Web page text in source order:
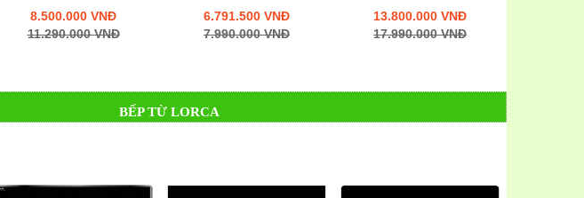
8.500.000 VNĐ
11.290.000 VNĐ
6.791.500 VNĐ
7.990.000 VNĐ
13.800.000 VNĐ
17.990.000 VNĐ
BẾP TỪ LORCA